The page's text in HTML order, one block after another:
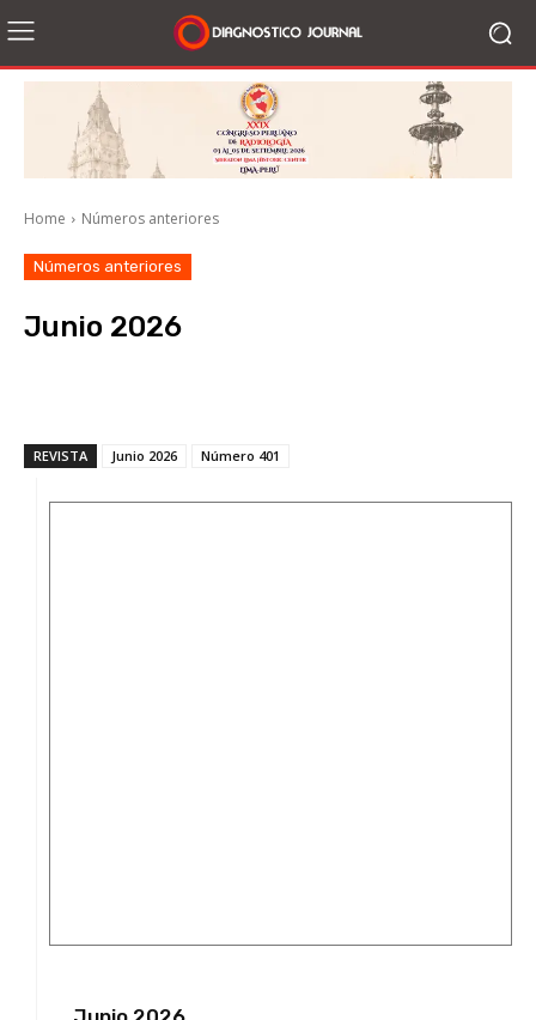
Home Números anteriores
Números anteriores
Junio 2026
REVISTA Junio 2026 Número 401